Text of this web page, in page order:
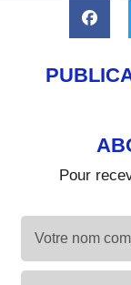
Pour